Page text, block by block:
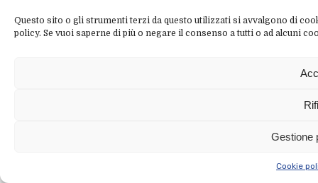
Questo sito o gli strumenti terzi da questo utilizzati si avvalgono di
policy. Se vuoi saperne di più o negare il consenso a tutti o ad alcuni
Gestione
Cookie